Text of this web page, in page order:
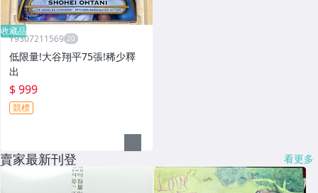
收藏品
Y9307211569
低限量!大谷翔平75張!稀少釋
出
$ 999
競標
賣家最新刊登 看更多